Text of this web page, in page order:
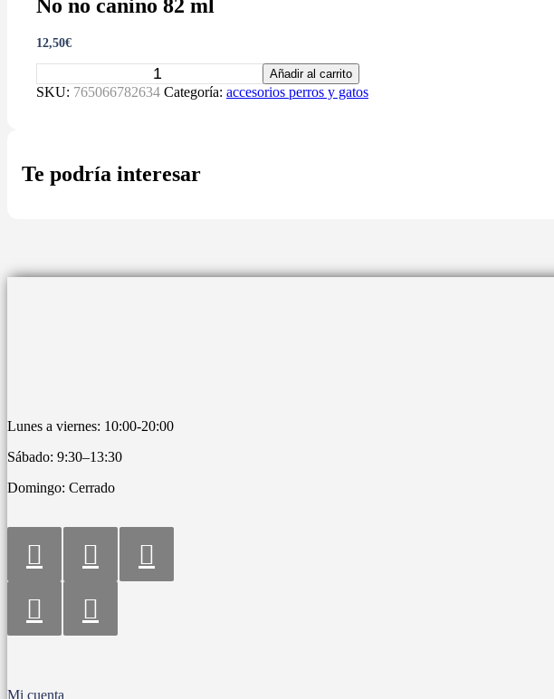
No no canino 82 ml
12,50€
no
Añadir al carrito
SKU: 765066782634 Categoría: accesorios perros y gatos
Te podría interesar
Lunes a viernes: 10:00-20:00
Sábado: 9:30–13:30
Domingo: Cerrado
Mi cuenta